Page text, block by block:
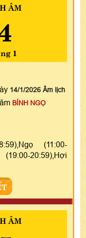
ÂM
1
14/1/2026 Âm lịch
BÍNH NGỌ
(11:00-
20:59),Hợi
ÂM